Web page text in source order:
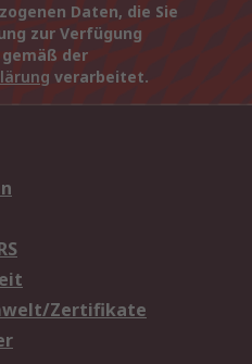
Daten, die Sie
zur Verfügung
der
verarbeitet.
Zertifikate